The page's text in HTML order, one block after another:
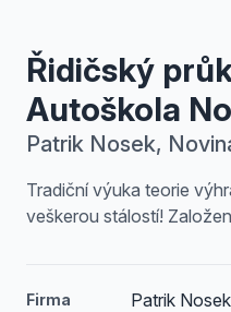
Řidičský
Autoškola
Patrik Nosek,
Tradiční výuka teorie
veškerou stálostí!
Firma Patrik Nosek